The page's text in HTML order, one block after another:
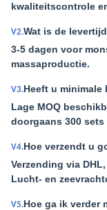
kwaliteitscontrole
V2.Wat is de
3-5 dagen voor
massaproductie.
V3.Heeft u
Lage MOQ
doorgaans 300
V4.Hoe verzendt u
Verzending via
Lucht- en
V5.Hoe ga ik verder